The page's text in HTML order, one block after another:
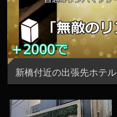
新橋付近の出張先ホテル